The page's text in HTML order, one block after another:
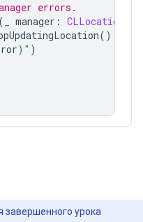
errors.
( manager :
()
) " )
завершенного урока